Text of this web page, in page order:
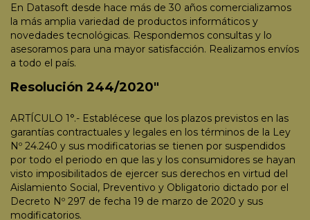
En Datasoft desde hace más de 30 años comercializamos
la más amplia variedad de productos informáticos y
novedades tecnológicas. Respondemos consultas y lo
asesoramos para una mayor satisfacción. Realizamos envíos
a todo el país.
Resolución 244/2020"
ARTÍCULO 1°.- Establécese que los plazos previstos en las
garantías contractuales y legales en los términos de la Ley
Nº 24.240 y sus modificatorias se tienen por suspendidos
por todo el periodo en que las y los consumidores se hayan
visto imposibilitados de ejercer sus derechos en virtud del
Aislamiento Social, Preventivo y Obligatorio dictado por el
Decreto Nº 297 de fecha 19 de marzo de 2020 y sus
modificatorios.